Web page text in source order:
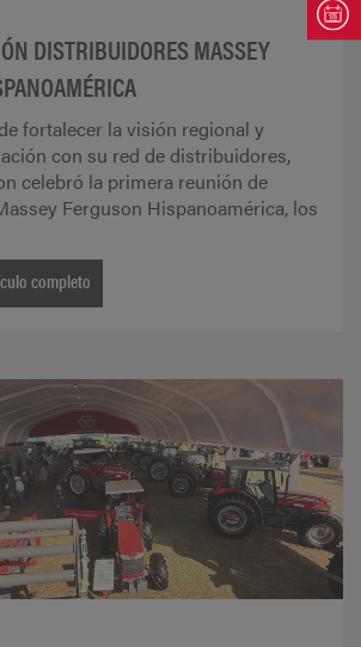
DISTRIBUIDORES MASSEY
fortalecer la visión regional y
con su red de distribuidores,
celebró la primera reunión de
Ferguson Hispanoamérica, los
completo